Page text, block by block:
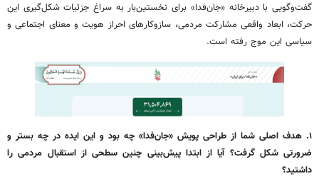
گفت‌وگویی با دبیرخانه «جان‌فدا» برای نخستین‌بار به سراغ جزئیات شکل‌گیری این
حرکت، ابعاد واقعی مشارکت مردمی، سازوکارهای احراز هویت و معنای اجتماعی و
سیاسی این موج رفته است.
۱. هدف اصلی شما از طراحی پویش «جان‌فدا» چه بود و این ایده در چه بستر و
ضرورتی شکل گرفت؟ آیا از ابتدا پیش‌بینی چنین سطحی از استقبال مردمی را
داشتید؟